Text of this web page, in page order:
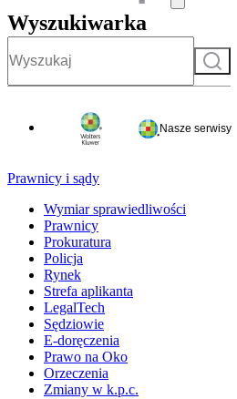
Wyszukiwarka
Szukaj
Nasze serwisy
Prawnicy i sądy
Wymiar sprawiedliwości
Prawnicy
Prokuratura
Policja
Rynek
Strefa aplikanta
LegalTech
Sędziowie
E-doręczenia
Prawo na Oko
Orzeczenia
Zmiany w k.p.c.